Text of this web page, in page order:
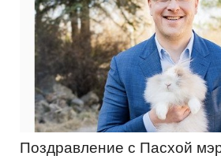
Поздравление с Пасхой